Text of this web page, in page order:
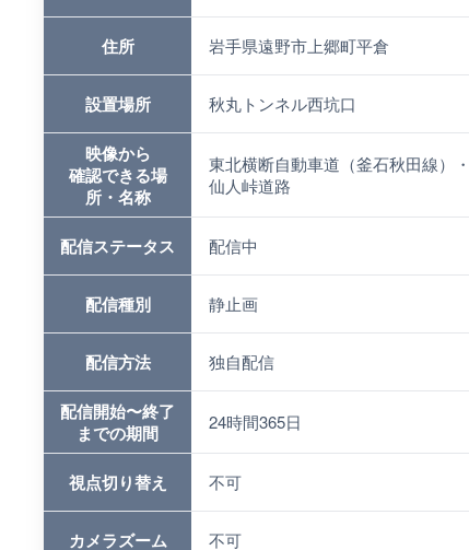
住所 岩手県遠野市上郷町平倉
設置場所 秋丸トンネル西坑口
映像から
確認できる場
所・名称
東北横断自動車道（釜石秋田線）・
仙人峠道路
配信ステータス 配信中
配信種別 静止画
配信方法 独自配信
配信開始〜終了
までの期間
24時間365日
視点切り替え 不可
カメラズーム 不可